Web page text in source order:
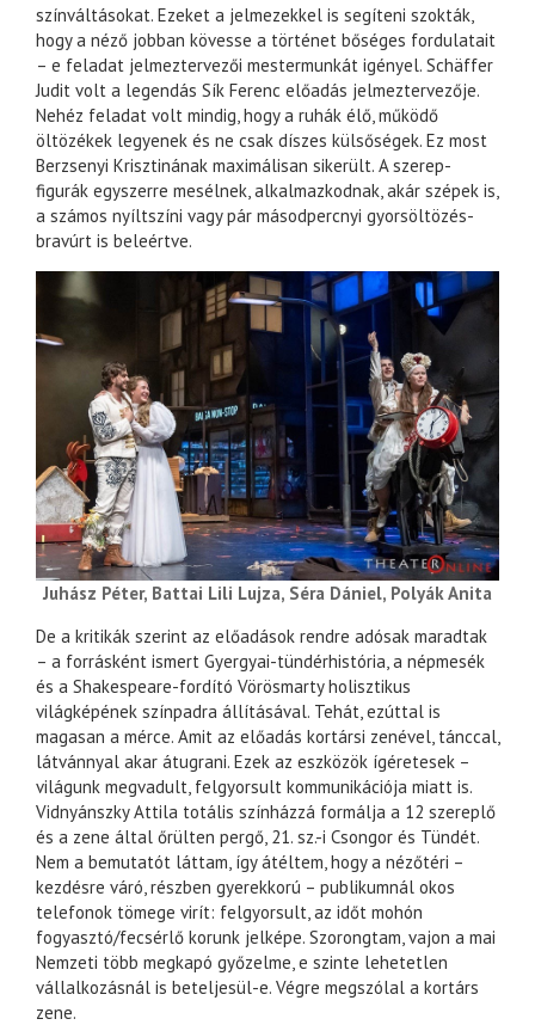
színváltásokat. Ezeket a jelmezekkel is segíteni szokták,
hogy a néző jobban kövesse a történet bőséges fordulatait
– e feladat jelmeztervezői mestermunkát igényel. Schäffer
Judit volt a legendás Sík Ferenc előadás jelmeztervezője.
Nehéz feladat volt mindig, hogy a ruhák élő, működő
öltözékek legyenek és ne csak díszes külsőségek. Ez most
Berzsenyi Krisztinának maximálisan sikerült. A szerep-
figurák egyszerre mesélnek, alkalmazkodnak, akár szépek is,
a számos nyíltszíni vagy pár másodpercnyi gyorsöltözés-
bravúrt is beleértve.
Juhász Péter, Battai Lili Lujza, Séra Dániel, Polyák Anita
De a kritikák szerint az előadások rendre adósak maradtak
– a forrásként ismert Gyergyai-tündérhistória, a népmesék
és a Shakespeare-fordító Vörösmarty holisztikus
világképének színpadra állításával. Tehát, ezúttal is
magasan a mérce. Amit az előadás kortársi zenével, tánccal,
látvánnyal akar átugrani. Ezek az eszközök ígéretesek –
világunk megvadult, felgyorsult kommunikációja miatt is.
Vidnyánszky Attila totális színházzá formálja a 12 szereplő
és a zene által őrülten pergő, 21. sz.-i Csongor és Tündét.
Nem a bemutatót láttam, így átéltem, hogy a nézőtéri –
kezdésre váró, részben gyerekkorú – publikumnál okos
telefonok tömege virít: felgyorsult, az időt mohón
fogyasztó/fecsérlő korunk jelképe. Szorongtam, vajon a mai
Nemzeti több megkapó győzelme, e szinte lehetetlen
vállalkozásnál is beteljesül-e. Végre megszólal a kortárs
zene.